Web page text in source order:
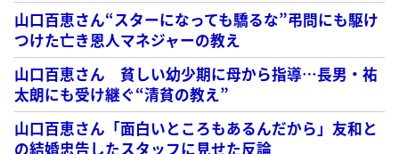
山口百恵さん“スターになっても驕るな”弔問にも駆け
つけた亡き恩人マネジャーの教え
山口百恵さん 貧しい幼少期に母から指導…長男・祐
太朗にも受け継ぐ“清貧の教え”
山口百恵さん「面白いところもあるんだから」友和と
の結婚忠告したスタッフに見せた反論